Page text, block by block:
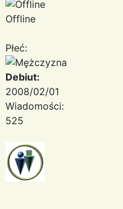
Offline
Płeć:
Debiut:
2008/02/01
Wiadomości:
525